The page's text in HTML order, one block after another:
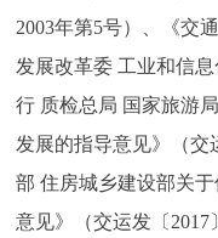
ITALIANO
2003年第5号）、《交
发展改革委 工业和信
行 质检总局 国家旅游
发展的指导意见》（交
部 住房城乡建设部关
意见》（交运发〔